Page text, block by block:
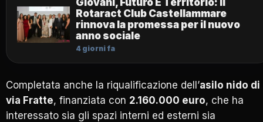
Giovani, Futuro E Territorio: Il
Rotaract Club Castellammare
rinnova la promessa per il nuovo
anno sociale
4 giorni fa
Completata anche la riqualificazione dell’asilo nido di
via Fratte, finanziata con 2.160.000 euro, che ha
interessato sia gli spazi interni ed esterni sia